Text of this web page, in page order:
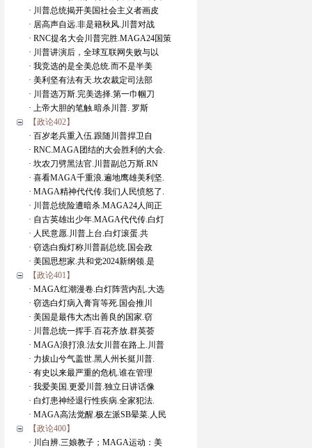
· 川普总统揭开美国社会主义者画皮
· 居高声自远.非是籍秋风.川普对战
· RNC提名大会川普完胜.MAGA24国策
· 川普讲演后，全球互联网失败与以
· 我竞选的是全美总统.而不是半美
· 美利坚有法有天.坎农裁定司法部
· 川普选万斯.完美选择.第一巾帼刀
· 上帝大胆的笔触.暗杀川普. 罗斯
【政论402】
· 百岁老兵重入伍.跟随川普捍卫自
· RNC.MAGA团结的大会胜利的大会.
· 坎农刀劈黑法官.川普副总万斯.RN
· 喜看MAGA千重浪.遍地鹰雄美利坚.
· MAGA精神代代传.我们人民愤怒了.
· 川普总统险遭暗杀.MAGA24人间正
· 自古英雄出少年.MAGA代代传.白灯
· 人民意愿.川普上台.白灯滚蛋.共
· 窃选白痴灯称川普副总统.国会政
· 美国思想家.共和党2024新纲领.是
【政论401】
· MAGA红潮漫卷.白灯阵营内乱.大选
· 窃选白灯病入膏肓等死.国会推川
· 美国是最伟大杰出善良的国家.窃
· 川普总统一挥手.百花齐放.群英荟
· MAGA浪打浪.法女川普在路上.川普
· 力拔山兮气盖世.黑人州长挺川普.
· 有史以来最严重的危机.谁在管理
· 我爱美国.更爱川普.独立日讲话像
· 白灯患神经退行性疾病.全家犯法.
· MAGA高法觉醒.极左派SB晕菜.人民
【政论400】
· 川白辨.三娘教子；MAGA运动：美